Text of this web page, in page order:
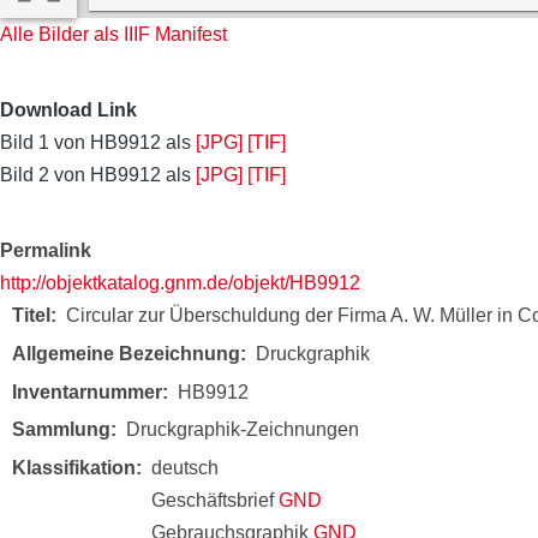
Alle Bilder als IIIF Manifest
Download Link
Bild 1 von HB9912 als [JPG] [TIF]
Bild 2 von HB9912 als [JPG] [TIF]
Permalink
http://objektkatalog.gnm.de/objekt/HB9912
Titel
Circular zur Überschuldung der Firma A. W. Müller in
Allgemeine Bezeichnung
Druckgraphik
Inventarnummer
HB9912
Sammlung
Druckgraphik-Zeichnungen
Klassifikation
deutsch
GeschäftsbriefGND
Gebrauchsgraphik GND